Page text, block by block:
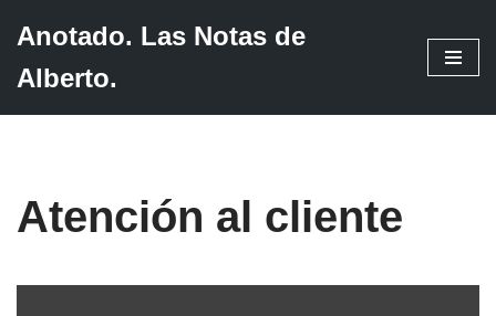
Saltar
Anotado. Las Notas de
Alberto.
Atención al cliente